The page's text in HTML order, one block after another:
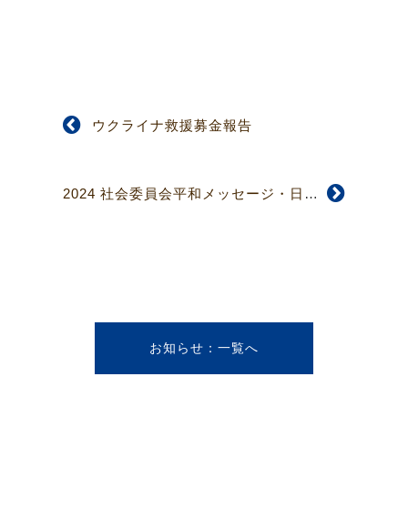
ウクライナ救援募金報告
2024 社会委員会平和メッセージ・日本国の軍拡に反対し、武力によらない平和構築を求める声明
お知らせ